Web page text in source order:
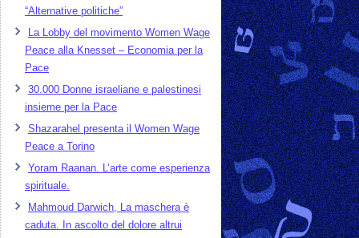
“Alternative politiche”
La Lobby del movimento Women Wage
Peace alla Knesset – Economia per la
Pace
30.000 Donne israeliane e palestinesi
insieme per la Pace
Shazarahel presenta il Women Wage
Peace a Torino
Yoram Raanan. L’arte come esperienza
spirituale.
Mahmoud Darwich, La maschera è
caduta. In ascolto del dolore altrui